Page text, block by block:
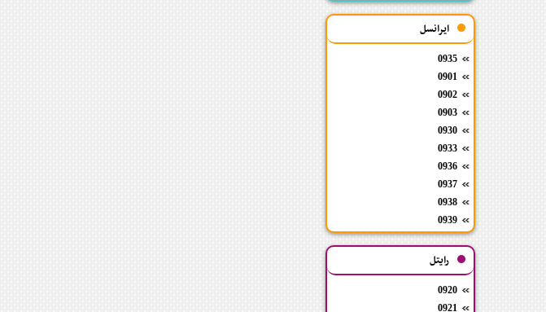
ایرانسل
0935
0901
0902
0903
0930
0933
0936
0937
0938
0939
رایتل
0920
0921